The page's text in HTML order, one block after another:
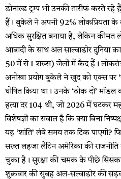
डोनाल्ड ट्रम्प भी उनकी तारीफ करते
हैं। बुकेले ने अपनी 92% लोकप्रियता के
अधिक सुरक्षित बनाया है, लेकिन कीमत
आबादी के साथ अल साल्वाडोर दुनिया
50 में से 1 शख्स) जेलों में कैद हैं।
अनोखा प्रयोग बुकेले ने खुद को एक्स पर
घोषित किया था। उनके ‘ठोक दो’
हत्या दर 104 थी, जो 2026 में घटकर
विशेषज्ञों का सवाल है कि क्या बिना
यह ‘शांति’ लंबे समय तक टिक पाएगी?
सख्त लहजा लैटिन अमेरिका की राजनीति
चुका है। सुरक्षा की चमक के पीछे
शुक्रवार की सुबह अल-सल्वाडोर की